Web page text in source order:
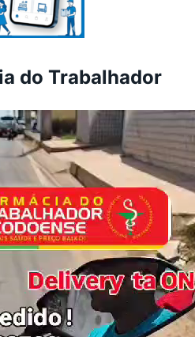
do Trabalhador